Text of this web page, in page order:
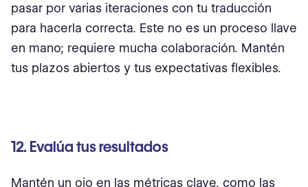
pasar por varias iteraciones con tu traducción
para hacerla correcta. Este no es un proceso llave
en mano; requiere mucha colaboración. Mantén
tus plazos abiertos y tus expectativas flexibles.
12. Evalúa tus resultados
Mantén un ojo en las métricas clave, como las